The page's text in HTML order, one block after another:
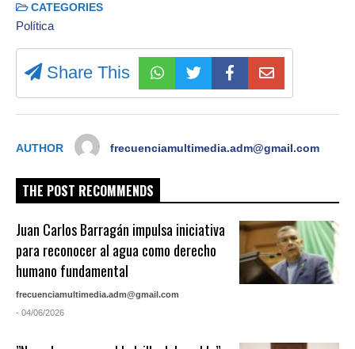
CATEGORIES
Política
Share This
AUTHOR frecuenciamultimedia.adm@gmail.com
THE POST RECOMMENDS
Juan Carlos Barragán impulsa iniciativa
para reconocer al agua como derecho
humano fundamental
frecuenciamultimedia.adm@gmail.com
- 04/06/2026